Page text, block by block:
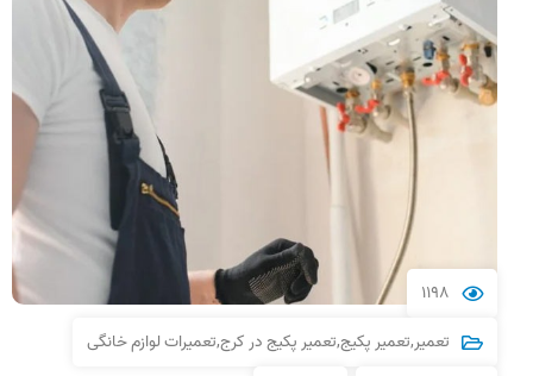
1198
تعمیر,تعمیر پکیج,تعمیر پکیج در کرج,تعمیرات لوازم خانگی